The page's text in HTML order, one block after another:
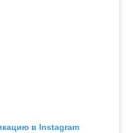
в Instagram